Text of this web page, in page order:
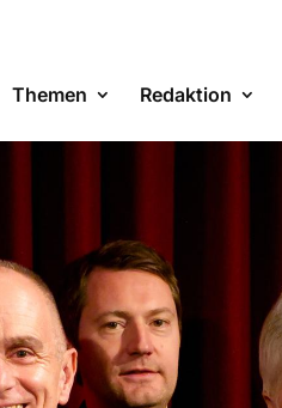
Themen Redaktion